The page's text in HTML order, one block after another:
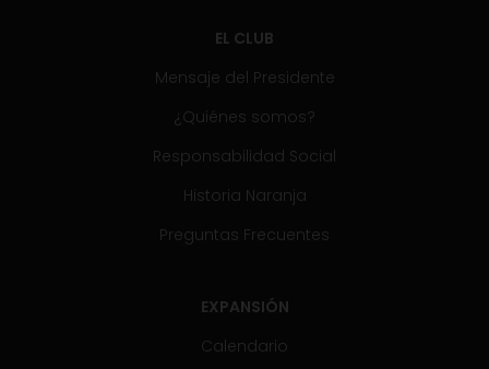
EL CLUB
Mensaje del Presidente
¿Quiénes somos?
Responsabilidad Social
Historia Naranja
Preguntas Frecuentes
EXPANSIÓN
Calendario